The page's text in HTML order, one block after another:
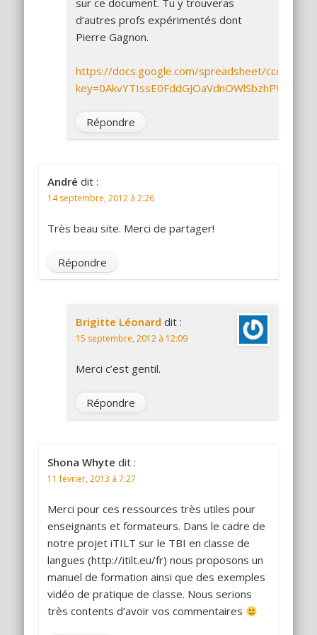
sur ce document. Tu y trouveras
d’autres profs expérimentés dont
Pierre Gagnon.
https://docs.google.com/spreadsheet/ccc?
Répondre
André dit :
14 septembre, 2012 à 2:26
Très beau site. Merci de partager!
Répondre
Brigitte Léonard dit :
15 septembre, 2012 à 12:09
Merci c’est gentil.
Répondre
Shona Whyte dit :
11 février, 2013 à 7:27
Merci pour ces ressources très utiles pour
enseignants et formateurs. Dans le cadre de
notre projet iTILT sur le TBI en classe de
langues (http://itilt.eu/fr) nous proposons un
manuel de formation ainsi que des exemples
vidéo de pratique de classe. Nous serions
très contents d’avoir vos commentaires